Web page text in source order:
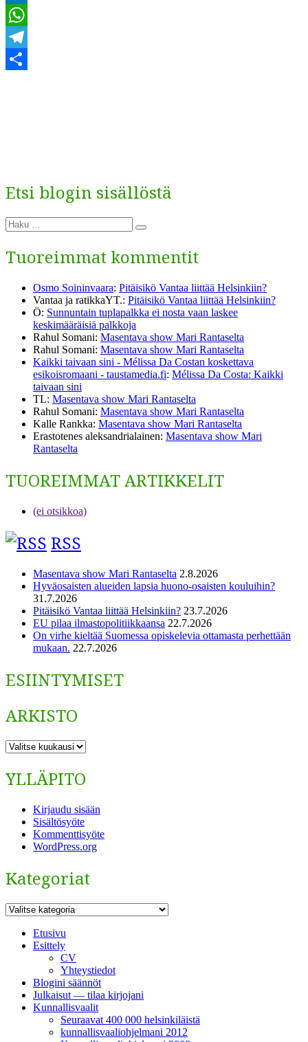
LinkedIn
WhatsApp
Telegram
Etsi blogin sisällöstä
Etsi:
Haku
Tuoreimmat kommentit
Osmo Soininvaara: Pitäisikö Vantaa liittää Helsinkiin?
Vantaa ja ratikkaYT.: Pitäisikö Vantaa liittää Helsinkiin?
Ö: Sunnuntain tuplapalkka ei nosta vaan laskee
keskimääräisiä palkkoja
Rahul Somani: Masentava show Mari Rantaselta
Rahul Somani: Masentava show Mari Rantaselta
Kaikki taivaan sini - Mélissa Da Costan koskettava
esikoisromaani - taustamedia.fi: Mélissa Da Costa: Kaikki
taivaan sini
TL: Masentava show Mari Rantaselta
Rahul Somani: Masentava show Mari Rantaselta
Kalle Rankka: Masentava show Mari Rantaselta
Erastotenes aleksandrialainen: Masentava show Mari
Rantaselta
TUOREIMMAT ARTIKKELIT
(ei otsikkoa)
RSS
Masentava show Mari Rantaselta 2.8.2026
Hyväosaisten alueiden lapsia huono-osaisten kouluihin?
31.7.2026
Pitäisikö Vantaa liittää Helsinkiin? 23.7.2026
EU pilaa ilmastopolitiikkaansa 22.7.2026
On virhe kieltää Suomessa opiskelevia ottamasta perhettään
mukaan. 22.7.2026
ESIINTYMISET
ARKISTO
ARKISTO
YLLÄPITO
Kirjaudu sisään
Sisältösyöte
Kommenttisyöte
WordPress.org
Kategoriat
Kategoriat
Etusivu
Esittely
CV
Yhteystiedot
Blogini säännöt
Julkaisut — tilaa kirjojani
Kunnallisvaalit
Seuraavat 400 000 helsinkiläistä
kunnallisvaaliohjelmani 2012